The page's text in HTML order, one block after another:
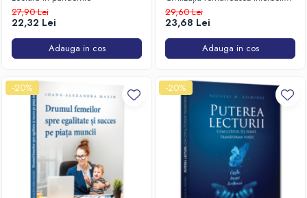
Istorie
Istorie/Critica
Jurnale/Memorii
Manuale scolare/Cursuri
Medicină
Poezie
Politică/Geopolitică
Proză
Psihologie
27,90 Lei
22,32 Lei
Adauga in cos
(1918-1940)
29,60 Lei
23,68 Lei
Adauga in cos
-20% -20%